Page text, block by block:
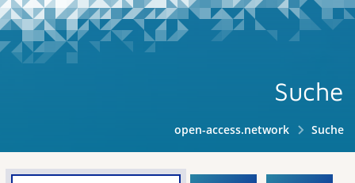
Suche
open-access.network Suche